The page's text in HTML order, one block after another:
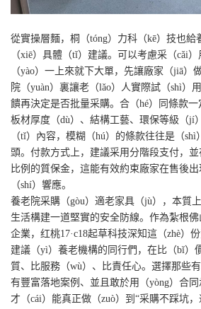
從實操層麵，桐（tóng）力科（kē）技也給
（xiē）具體（tǐ）建議。可以考慮采（cǎi
（yào）一上來就下大單，先讓廠家（jiā）
院（yuàn）裏讓老（lǎo）人實際試（shì）
饋再決定是否批量采購。合（hé）同條款一
板材厚度（dù）、結構工藝、環保等級（jí
（tǐ）內容，模糊（hú）的條款往往是（
頭。付款方式上，建議采用分階段支付，
比例的質保金，這能有效約束廠家在售後
（shí）響應。
養老院采購（gòu）適老家具（jù），本質
生活構建一道堅實的安全防線。作為紮根
企業，红桃17·c18起草科技深知這（zhè）
建議（yì）養老機構的同行們，在比（bǐ）
質、比服務（wù）、比責任心。選擇那些有
有豐富落地案例、並且敢於用（yòng）合同
才（cái）能真正做（zuò）到“采購不踩坑